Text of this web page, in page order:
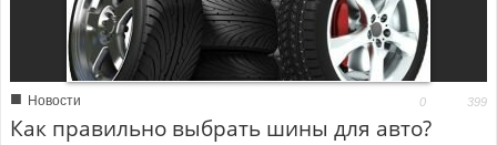
■ Новости 0 399
Как правильно выбрать шины для авто?